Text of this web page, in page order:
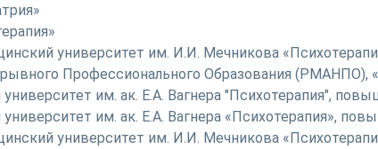
университет им. И.И. Мечникова
Профессионального Образования (РМАНПО),
им. ак. Е.А. Вагнера "Психотерапия",
им. ак. Е.А. Вагнера «Психотерапия»,
университет им. И.И. Мечникова